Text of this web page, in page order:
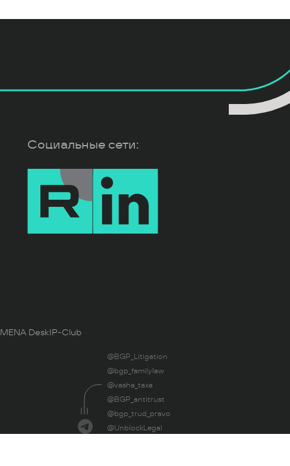
Социальные сети:
MENA DeskIP-Club
@BGP_Litigation
@bgp_familylaw
@vasha_taxa
@BGP_antitrust
@bgp_trud_pravo
@UnblockLegal